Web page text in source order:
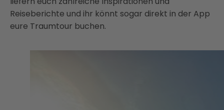
Reiseberichte und ihr könnt sogar direkt in der App
eure Traumtour buchen.